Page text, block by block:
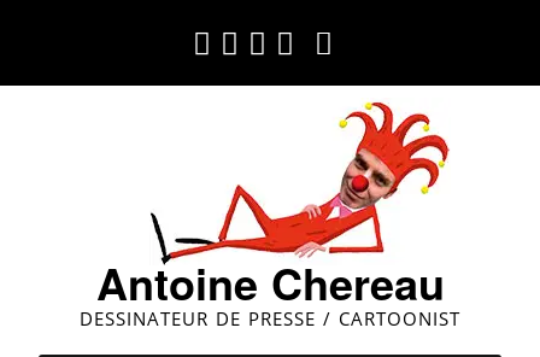
Antoine Chereau
DESSINATEUR DE PRESSE / CARTOONIST